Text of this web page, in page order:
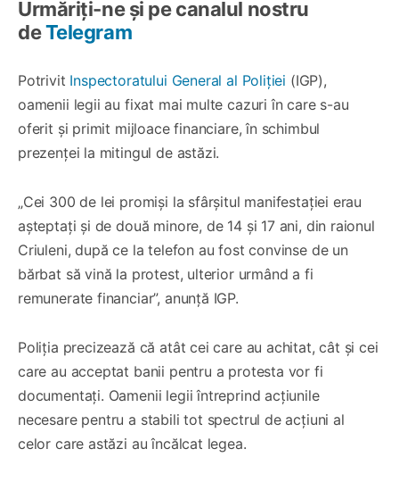
Urmăriți-ne și pe canalul nostru
deTelegram
Potrivit Inspectoratului General al Poliției (IGP),
oamenii legii au fixat mai multe cazuri în care s-au
oferit și primit mijloace financiare, în schimbul
prezenței la mitingul de astăzi.
„Cei 300 de lei promiși la sfârșitul manifestației erau
așteptați și de două minore, de 14 și 17 ani, din raionul
Criuleni, după ce la telefon au fost convinse de un
bărbat să vină la protest, ulterior urmând a fi
remunerate financiar”, anunță IGP.
Poliția precizează că atât cei care au achitat, cât și cei
care au acceptat banii pentru a protesta vor fi
documentați. Oamenii legii întreprind acțiunile
necesare pentru a stabili tot spectrul de acțiuni al
celor care astăzi au încălcat legea.